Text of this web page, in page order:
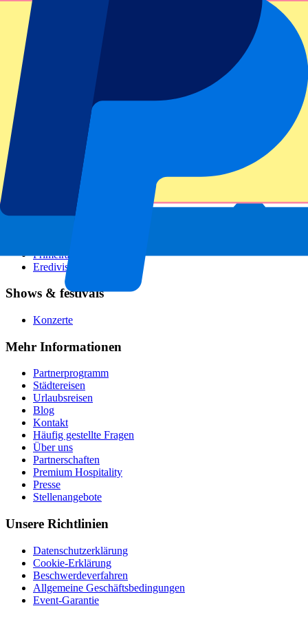
Alle Sportarten
Fußballligen
Champions League
Premier League
Serie A
Primeira Liga
Eredivisie
Shows & festivals
Konzerte
Mehr Informationen
Partnerprogramm
Städtereisen
Urlaubsreisen
Blog
Kontakt
Häufig gestellte Fragen
Über uns
Partnerschaften
Premium Hospitality
Presse
Stellenangebote
Unsere Richtlinien
Datenschutzerklärung
Cookie-Erklärung
Beschwerdeverfahren
Allgemeine Geschäftsbedingungen
Event-Garantie